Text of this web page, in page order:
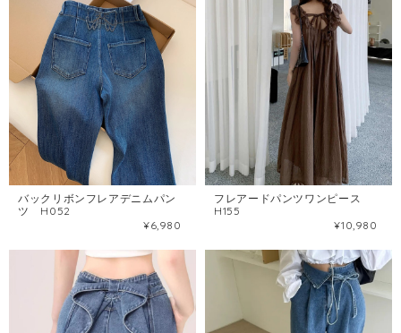
バックリボンフレアデニムパン
ツ H052
¥6,980
フレアードパンツワンピース
H155
¥10,980